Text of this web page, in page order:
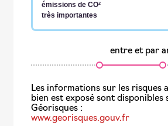
émissions de CO²
très importantes
entre et par
www.georisques.gouv.fr